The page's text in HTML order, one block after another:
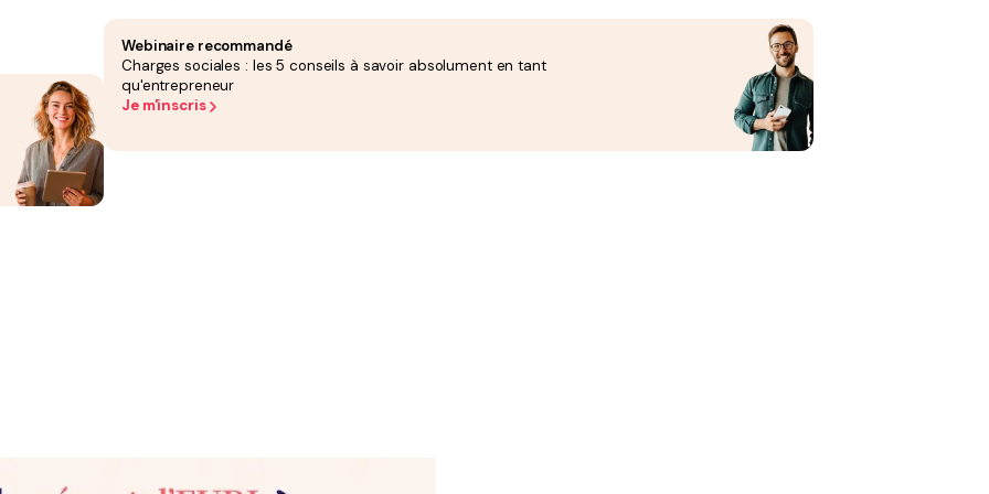
Webinaire recommandé
Charges sociales : les 5 conseils à savoir absolument en tant
qu'entrepreneur
Je m'inscris
Ses cotisations sociales sont calculées sur la base :
celles d’un salarié, elles n’incluent pas cette couverture.
Ses cotisations sociales, incluant assurance chômage, retraite et prévoyance,
que celui du TNS.
et il peut percevoir des dividendes soumis à 18,6% de prélèvements
tandis que les dividendes distribués supportent d’abord les prélèvements
(y compris assurance chômage) et se voit reconnaître des droits sociaux
que de taux applicables.